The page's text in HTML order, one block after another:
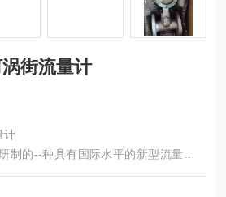
街流量计
计
制的--种具有国际水平的新型流量计。
可兼得的优点，自七十年代以来得到了